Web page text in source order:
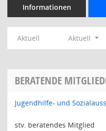
Informationen
Aktuell Aktuell
BERATENDE
Jugendhilfe- und
stv. beratendes Mitglied